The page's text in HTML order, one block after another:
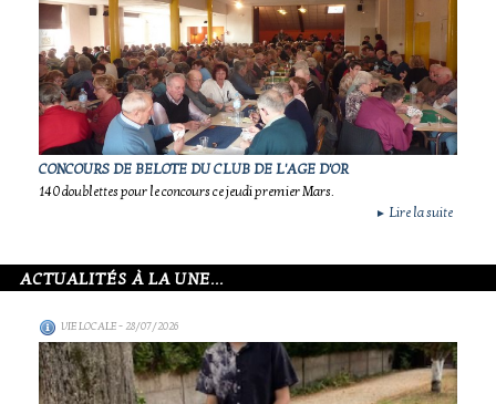
CONCOURS DE BELOTE DU CLUB DE L'AGE D'OR
140 doublettes pour le concours ce jeudi premier Mars.
► Lire la suite
ACTUALITÉS À LA UNE...
VIE LOCALE- 28/07/2026